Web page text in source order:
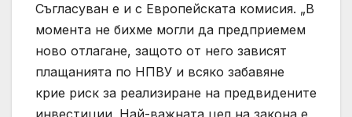
Съгласуван е и с Европейската комисия. „В
момента не бихме могли да предприемем
ново отлагане, защото от него зависят
плащанията по НПВУ и всяко забавяне
крие риск за реализиране на предвидените